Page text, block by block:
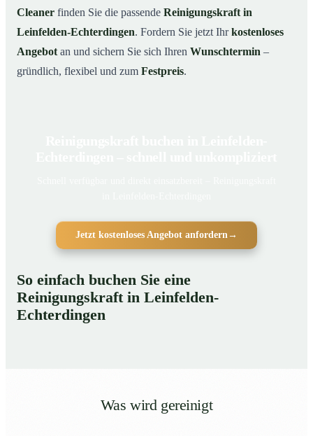
Cleaner finden Sie die passende Reinigungskraft in
Leinfelden-Echterdingen. Fordern Sie jetzt Ihrkostenloses
Angebot an und sichern Sie sich Ihren Wunschtermin –
gründlich, flexibel und zum Festpreis.
Jetzt kostenloses Angebot anfordern→
So einfach buchen Sie eine
Reinigungskraft in Leinfelden-
Echterdingen
Was wird gereinigt